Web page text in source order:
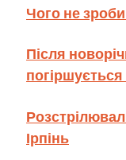
Чого не
Після
Ірпінь